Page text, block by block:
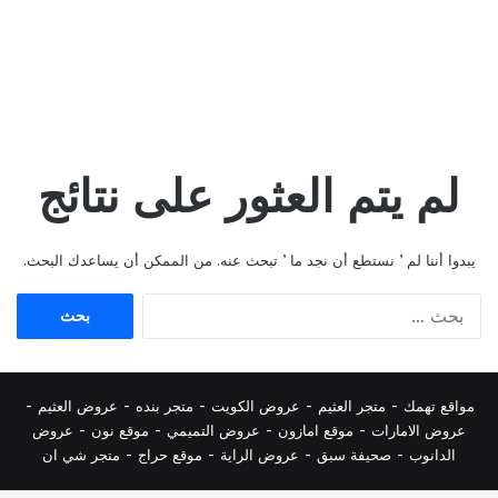
لم يتم العثور على نتائج
يبدوا أننا لم ’ نستطع أن نجد ما ’ تبحث عنه. من الممكن أن يساعدك البحث.
مواقع تهمك - متجر العثيم - عروض الكويت - متجر بنده - عروض العثيم -
عروض الامارات - موقع امازون - عروض التميمي - موقع نون - عروض
الدانوب - صحيفة سبق - عروض الراية - موقع حراج - متجر شي ان